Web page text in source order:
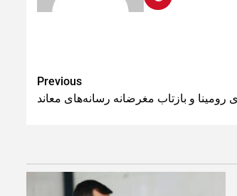
Previous
رومینا و بازتاب مغرضانه رسانه‌های معاند